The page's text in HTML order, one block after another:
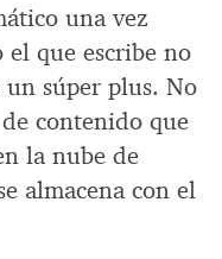
una vez
que escribe no
un súper plus. No
contenido que
la nube de
almacena con el